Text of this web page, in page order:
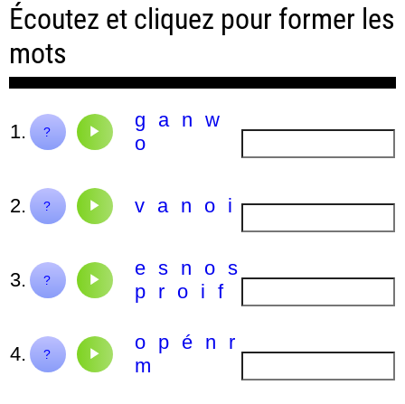
Écoutez et cliquez pour former les
mots
1. ? wagon g a n
w
o
2. ? avion v a n o i
3. ? profession e s n o s
p r o i f
4. ? prénom o p é n
r
m